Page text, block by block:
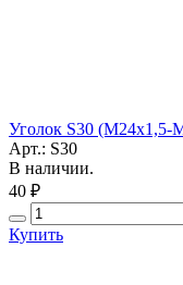
Уголок S30 (М24х1,5-
Арт.: S30
В наличии.
40 ₽
Купить